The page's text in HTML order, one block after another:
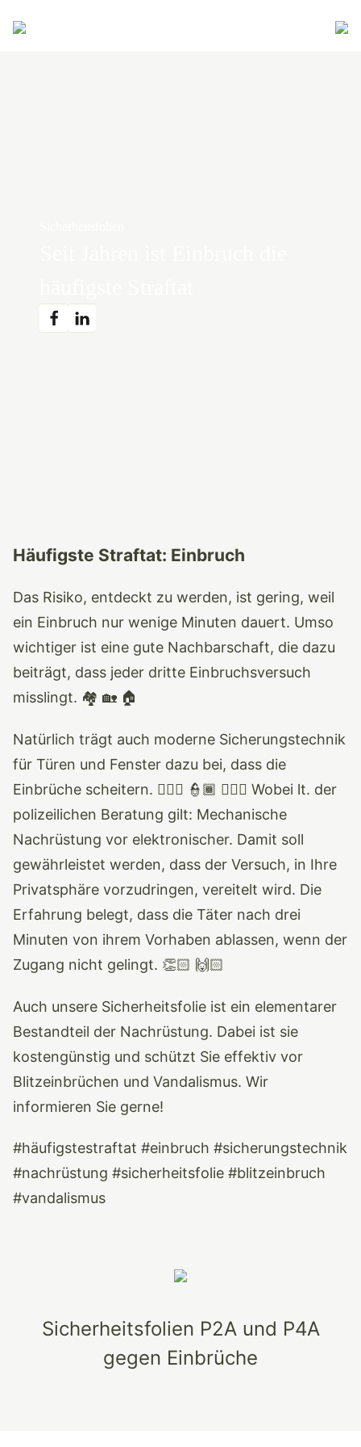
Häufigste Straftat: Einbruch
Das Risiko, entdeckt zu werden, ist gering, weil
ein Einbruch nur wenige Minuten dauert. Umso
wichtiger ist eine gute Nachbarschaft, die dazu
beiträgt, dass jeder dritte Einbruchsversuch
misslingt. 🏘 🏡 🏠
Natürlich trägt auch moderne Sicherungstechnik
für Türen und Fenster dazu bei, dass die
Einbrüche scheitern. 👮🏻‍♀️ 👮🏾 👮🏼‍♂️ Wobei lt. der
polizeilichen Beratung gilt: Mechanische
Nachrüstung vor elektronischer. Damit soll
gewährleistet werden, dass der Versuch, in Ihre
Privatsphäre vorzudringen, vereitelt wird. Die
Erfahrung belegt, dass die Täter nach drei
Minuten von ihrem Vorhaben ablassen, wenn der
Zugang nicht gelingt. 👏🏻 🙌🏻
Auch unsere Sicherheitsfolie ist ein elementarer
Bestandteil der Nachrüstung. Dabei ist sie
kostengünstig und schützt Sie effektiv vor
Blitzeinbrüchen und Vandalismus. Wir
informieren Sie gerne!
#häufigstestraftat #einbruch #sicherungstechnik
#nachrüstung #sicherheitsfolie #blitzeinbruch
#vandalismus
Sicherheitsfolien P2A und P4A
gegen Einbrüche